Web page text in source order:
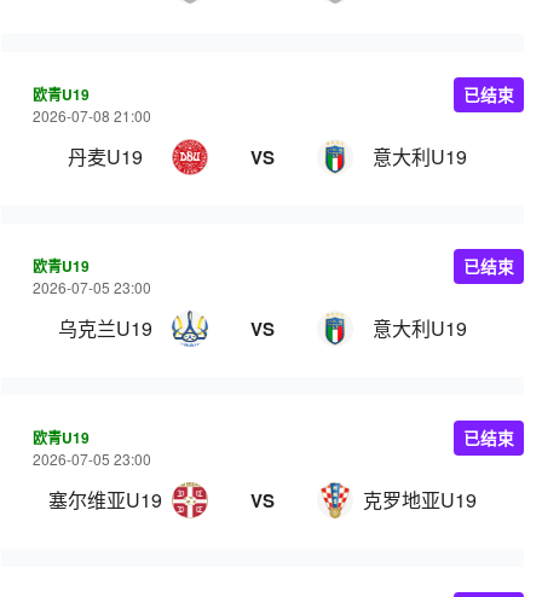
欧青U19
2026-07-08 21:00
丹麦U19 VS 意大利U19
已结束
欧青U19
2026-07-05 23:00
乌克兰U19 VS 意大利U19
已结束
欧青U19
2026-07-05 23:00
塞尔维亚U19 VS 克罗地亚U19
已结束